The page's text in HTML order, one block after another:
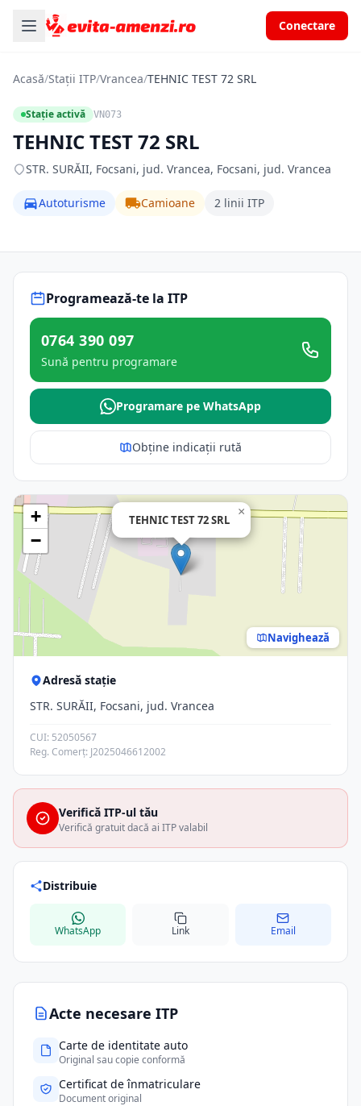
Conectare
Acasă/Stații ITP/Vrancea/TEHNIC TEST 72 SRL
Stație activă VN073
TEHNIC TEST 72 SRL
STR. SURĂII, Focsani, jud. Vrancea, Focsani, jud. Vrancea
Autoturisme Camioane 2 linii ITP
Acte necesare ITP
Carte de identitate auto
Original sau copie conformă
Certificat de înmatriculare
Document original
Programează-te la ITP
0764 390 097
Sună pentru programare
Programare pe WhatsApp
Obține indicații rută
TEHNIC TEST 72 SRL
×
+
−
Navighează
Adresă stație
STR. SURĂII, Focsani, jud. Vrancea
CUI: 52050567
Reg. Comerț: J2025046612002
Verifică ITP-ul tău
Verifică gratuit dacă ai ITP valabil
Distribuie
WhatsApp Link Email